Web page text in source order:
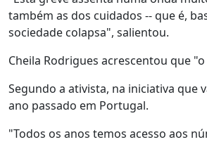
também as dos cuidados -- que é,
sociedade colapsa", salientou.
Cheila Rodrigues acrescentou que
Segundo a ativista, na iniciativa que
ano passado em Portugal.
"Todos os anos temos acesso aos